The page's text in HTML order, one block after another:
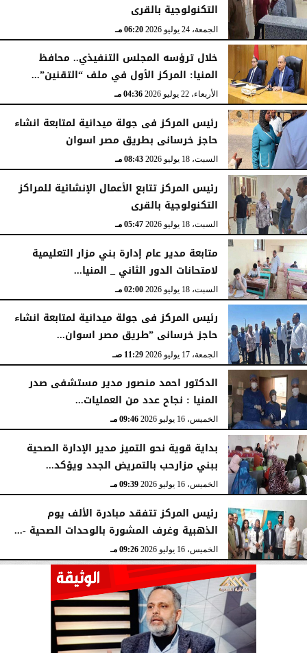
التكنولوجية بالقرى
الجمعة، 24 يوليو 2026 06:20 مـ
خلال ترؤسه المجلس التنفيذي.. محافظ
المنيا: المركز الأول في ملف “التقنين”...
الأربعاء، 22 يوليو 2026 04:36 مـ
رئيس المركز فى جولة ميدانية لمتابعة انشاء
حاجز خرسانى بطريق مصر اسوان
السبت، 18 يوليو 2026 08:43 مـ
رئيس المركز تتابع الأعمال الإنشائية للمراكز
التكنولوجية بالقرى
السبت، 18 يوليو 2026 05:47 مـ
متابعة مدير عام إدارة بني مزار التعليمية
لامتحانات الدور الثاني _ المنيا...
السبت، 18 يوليو 2026 02:00 مـ
رئيس المركز فى جولة ميدانية لمتابعة انشاء
حاجز خرسانى ”طريق مصر اسوان...
الجمعة، 17 يوليو 2026 11:29 صـ
الدكتور احمد منصور مدير مستشفى صدر
المنيا : نجاح عدد من العمليات...
الخميس، 16 يوليو 2026 09:46 مـ
بداية قوية نحو التميز مدير الإدارة الصحية
ببني مزارحب بالتمريض الجدد ويؤكد...
الخميس، 16 يوليو 2026 09:39 مـ
رئيس المركز تتفقد مبادرة الألف يوم
الذهبية وغرف المشورة بالوحدات الصحية -...
الخميس، 16 يوليو 2026 09:26 مـ